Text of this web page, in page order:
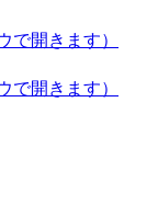
で開きます）
で開きます）